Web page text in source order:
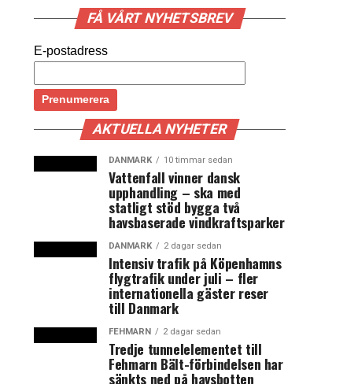
FÅ VÅRT NYHETSBREV
E-postadress
AKTUELLA NYHETER
DANMARK 10 timmar sedan
Vattenfall vinner dansk
upphandling – ska med
statligt stöd bygga två
havsbaserade vindkraftsparker
DANMARK 2 dagar sedan
Intensiv trafik på Köpenhamns
flygtrafik under juli – fler
internationella gäster reser
till Danmark
FEHMARN 2 dagar sedan
Tredje tunnelelementet till
Fehmarn Bält-förbindelsen har
sänkts ned på havsbotten